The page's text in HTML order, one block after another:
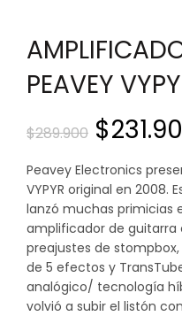
PEAVEY
$289.900 El
precio
era:
$
Peavey Electronics
VYPYR original en 2008.
lanzó muchas primicias
amplificador de guitarra
preajustes de
de 5 efectos y
analógico/ tecnología
volvió a subir el listón